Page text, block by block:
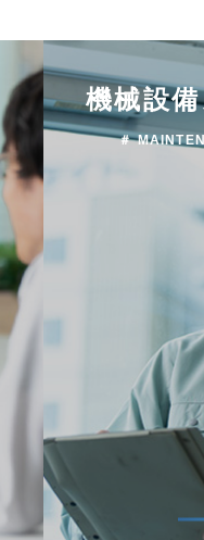
機械設
＃